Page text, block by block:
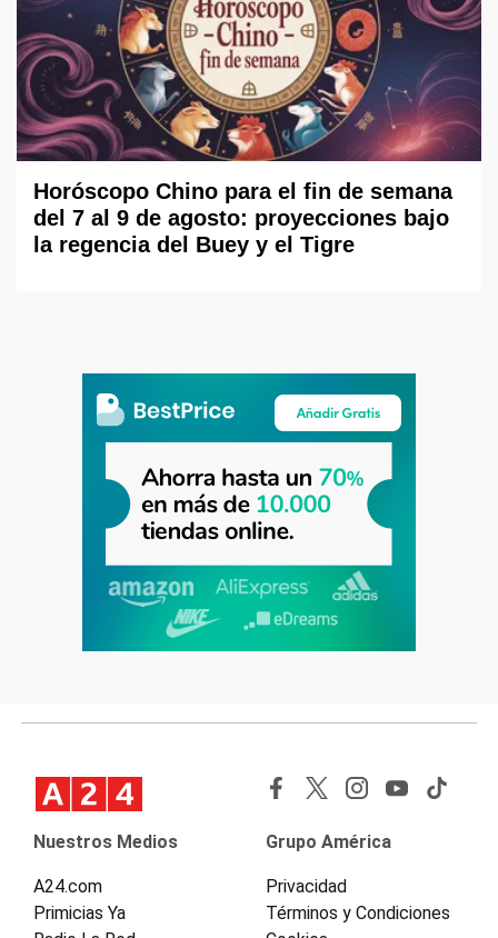
Horóscopo Chino para el fin de semana
del 7 al 9 de agosto: proyecciones bajo
la regencia del Buey y el Tigre
Nuestros Medios
A24.com
Primicias Ya
Grupo América
Privacidad
Términos y Condiciones